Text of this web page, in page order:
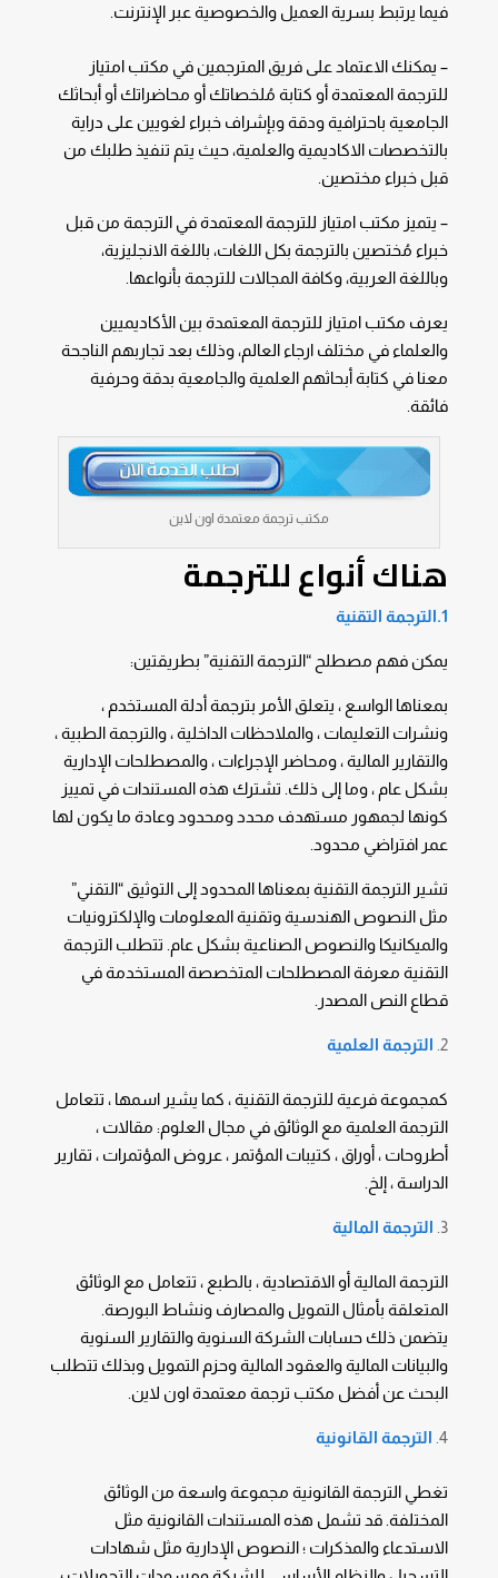
فيما يرتبط بسرية العميل والخصوصية عبر الإنترنت.
– يمكنك الاعتماد على فريق المترجمين في مكتب امتياز
للترجمة المعتمدة أو كتابة مُلخصاتك أو محاضراتك أو أبحاثك
الجامعية باحترافية ودقة وبإشراف خبراء لغويين على دراية
بالتخصصات الاكاديمية والعلمية، حيث يتم تنفيذ طلبك من
قبل خبراء مختصين.
– يتميز مكتب امتياز للترجمة المعتمدة في الترجمة من قبل
خبراء مُختصين بالترجمة بكل اللغات، باللغة الانجليزية،
وباللغة العربية، وكافة المجالات للترجمة بأنواعها.
يعرف مكتب امتياز للترجمة المعتمدة بين الأكاديميين
والعلماء في مختلف ارجاء العالم، وذلك بعد تجاربهم الناجحة
معنا في كتابة أبحاثهم العلمية والجامعية بدقة وحرفية
فائقة.
مكتب ترجمة معتمدة اون لاين
هناك أنواع للترجمة
1.الترجمة التقنية
يمكن فهم مصطلح “الترجمة التقنية” بطريقتين:
بمعناها الواسع ، يتعلق الأمر بترجمة أدلة المستخدم ،
ونشرات التعليمات ، والملاحظات الداخلية ، والترجمة الطبية ،
والتقارير المالية ، ومحاضر الإجراءات ، والمصطلحات الإدارية
بشكل عام ، وما إلى ذلك. تشترك هذه المستندات في تمييز
كونها لجمهور مستهدف محدد ومحدود وعادة ما يكون لها
عمر افتراضي محدود.
تشير الترجمة التقنية بمعناها المحدود إلى التوثيق “التقني”
مثل النصوص الهندسية وتقنية المعلومات والإلكترونيات
والميكانيكا والنصوص الصناعية بشكل عام. تتطلب الترجمة
التقنية معرفة المصطلحات المتخصصة المستخدمة في
قطاع النص المصدر.
الترجمة العلمية
كمجموعة فرعية للترجمة التقنية ، كما يشير اسمها ، تتعامل
الترجمة العلمية مع الوثائق في مجال العلوم: مقالات ،
أطروحات ، أوراق ، كتيبات المؤتمر ، عروض المؤتمرات ، تقارير
الدراسة ، إلخ.
الترجمة المالية
الترجمة المالية أو الاقتصادية ، بالطبع ، تتعامل مع الوثائق
المتعلقة بأمثال التمويل والمصارف ونشاط البورصة.
يتضمن ذلك حسابات الشركة السنوية والتقارير السنوية
والبيانات المالية والعقود المالية وحزم التمويل وبذلك تتطلب
البحث عن أفضل مكتب ترجمة معتمدة اون لاين.
الترجمة القانونية
تغطي الترجمة القانونية مجموعة واسعة من الوثائق
المختلفة. قد تشمل هذه المستندات القانونية مثل
الاستدعاء والمذكرات ؛ النصوص الإدارية مثل شهادات